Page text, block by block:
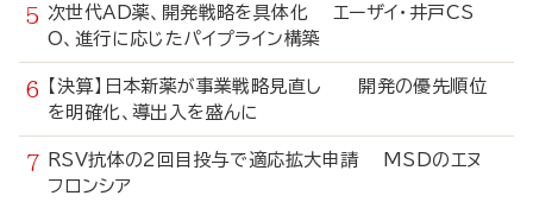
次世代AD薬、開発戦略を具体化 エーザイ・井戸CS
O、進行に応じたパイプライン構築
【決算】日本新薬が事業戦略見直し 開発の優先順位
を明確化、導出入を盛んに
RSV抗体の2回目投与で適応拡大申請 MSDのエヌ
フロンシア